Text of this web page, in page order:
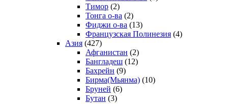
Тимор (2)
Тонга о-ва (2)
Фиджи о-ва (13)
Французская Полинезия (4)
Азия (427)
Афганистан (2)
Бангладеш (12)
Бахрейн (9)
Бирма(Мьянма) (10)
Бруней (6)
Бутан (3)